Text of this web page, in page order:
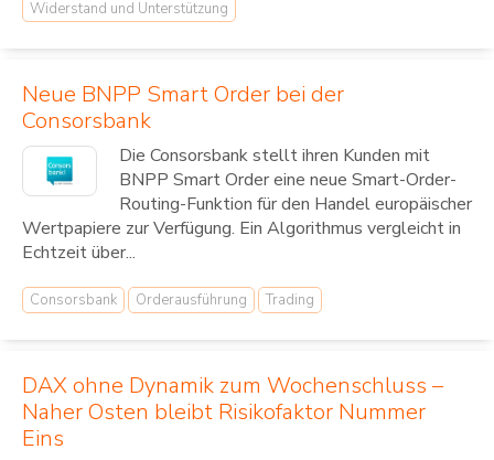
Widerstand und Unterstützung
Neue BNPP Smart Order bei der
Consorsbank
Die Consorsbank stellt ihren Kunden mit
BNPP Smart Order eine neue Smart-Order-
Routing-Funktion für den Handel europäischer
Wertpapiere zur Verfügung. Ein Algorithmus vergleicht in
Echtzeit über...
Consorsbank Orderausführung Trading
DAX ohne Dynamik zum Wochenschluss –
Naher Osten bleibt Risikofaktor Nummer
Eins